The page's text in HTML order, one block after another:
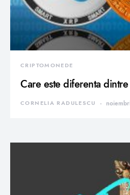
CRIPTOMONEDE
Care este diferenta
CORNELIA RADULESCU